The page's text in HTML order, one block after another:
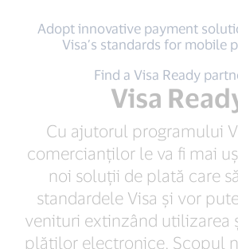
Adopt innovative payment
Visa’s standards for mobile
Find a Visa Ready
Visa
Cu ajutorul programului
comercianților le va fi mai
noi soluții de plată care
standardele Visa și vor
venituri extinzând utilizarea
plăților electronice. Scopul